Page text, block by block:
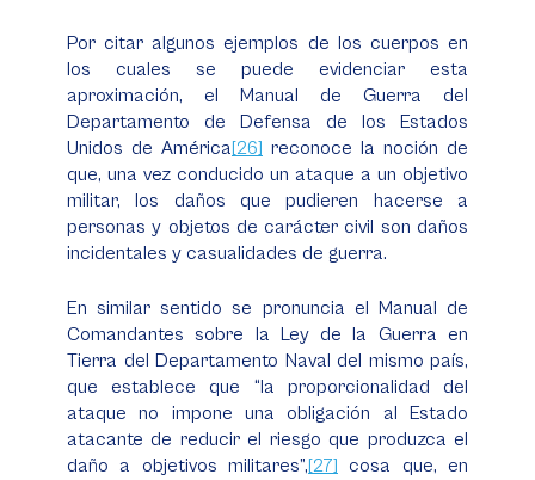
Por citar algunos ejemplos de los cuerpos en
los cuales se puede evidenciar esta
aproximación, el Manual de Guerra del
Departamento de Defensa de los Estados
Unidos de América[26] reconoce la noción de
que, una vez conducido un ataque a un objetivo
militar, los daños que pudieren hacerse a
personas y objetos de carácter civil son daños
incidentales y casualidades de guerra.
En similar sentido se pronuncia el Manual de
Comandantes sobre la Ley de la Guerra en
Tierra del Departamento Naval del mismo país,
que establece que “la proporcionalidad del
ataque no impone una obligación al Estado
atacante de reducir el riesgo que produzca el
daño a objetivos militares”,[27] cosa que, en